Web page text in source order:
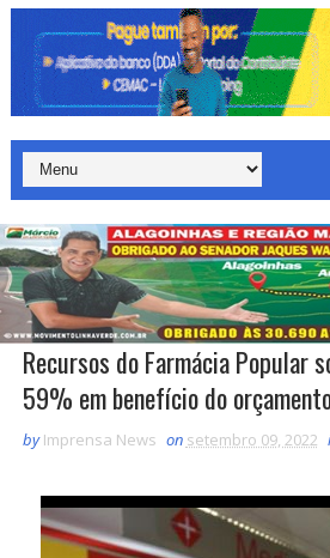
Recursos do Farmácia Popular
59% em benefício do
by Imprensa News on setembro 09, 2022